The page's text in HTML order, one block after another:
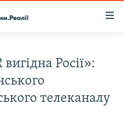
Росії»:
телеканалу